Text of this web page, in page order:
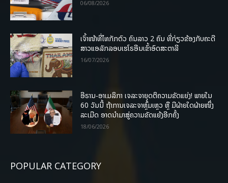
06/08/2026
ເຈົ້າໜ້າທີ່ໄທກັກຕົວ ຄົນລາວ 2 ຄົນ ທີ່ກ່ຽວຂ້ອງກັບຄະດີ
ສາວແອລັກລອບເຮໂຣອີນເຂົ້າອົດສະຕາລີ
16/07/2026
ອີຣານ-ອາເມລິກາ ເຈລະຈາຍຸດຕິຄວາມຂັດແຍ່ງ! ພາຍໃນ
60 ວັນນີ້ ຖ້າການເຈລະຈາຫຼົ້ມເຫຼວ ຫຼື ມີຝ່າຍໃດຝ່າຍໜຶ່ງ
ລະເມີດ ອາດນໍາມາສູ່ຄວາມຂັດແຍ້ງອີກຄັ້ງ
18/06/2026
POPULAR CATEGORY